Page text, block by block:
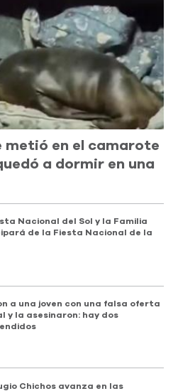
metió en el camarote
a dormir en una
Nacional del Sol y la Familia
de la Fiesta Nacional de la
a una joven con una falsa oferta
y la asesinaron: hay dos
Chichos avanza en las